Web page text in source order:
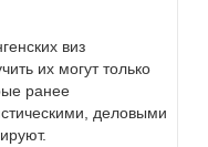
виз
их могут только
ранее
деловыми